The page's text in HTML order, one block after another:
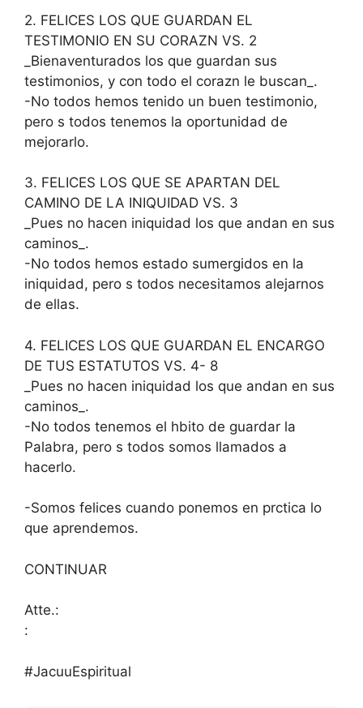
2. FELICES LOS QUE GUARDAN EL
TESTIMONIO EN SU CORAZN VS. 2
_Bienaventurados los que guardan sus
testimonios, y con todo el corazn le buscan_.
-No todos hemos tenido un buen testimonio,
pero s todos tenemos la oportunidad de
mejorarlo.
3. FELICES LOS QUE SE APARTAN DEL
CAMINO DE LA INIQUIDAD VS. 3
_Pues no hacen iniquidad los que andan en sus
caminos_.
-No todos hemos estado sumergidos en la
iniquidad, pero s todos necesitamos alejarnos
de ellas.
4. FELICES LOS QUE GUARDAN EL ENCARGO
DE TUS ESTATUTOS VS. 4- 8
_Pues no hacen iniquidad los que andan en sus
caminos_.
-No todos tenemos el hbito de guardar la
Palabra, pero s todos somos llamados a
hacerlo.
-Somos felices cuando ponemos en prctica lo
que aprendemos.
CONTINUAR
Atte.:
:
#JacuuEspiritual